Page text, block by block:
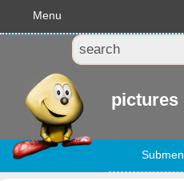
Menu
pictures